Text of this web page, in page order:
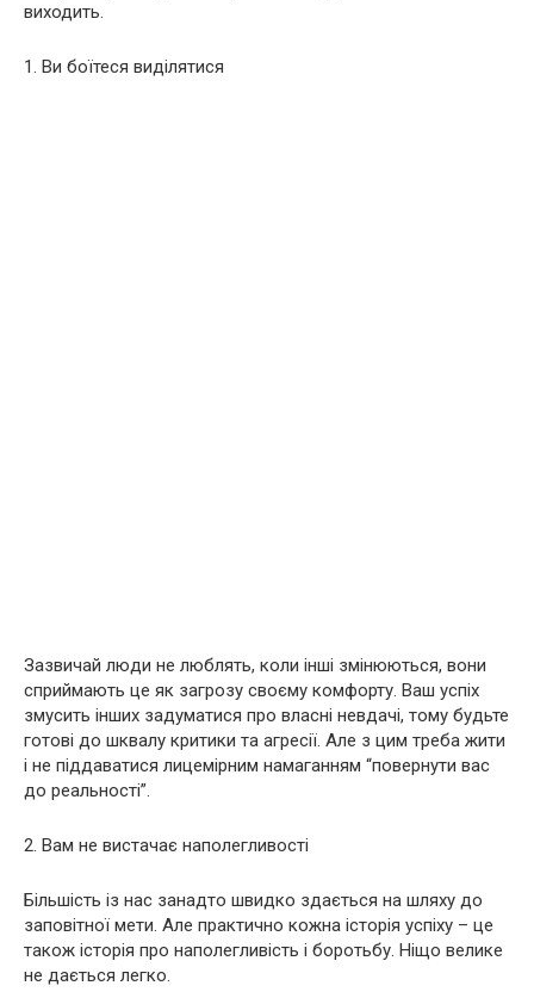
виходить.
1. Ви боїтеся виділятися
Зазвичай люди не люблять, коли інші змінюються, вони
сприймають це як загрозу своєму комфорту. Ваш успіх
змусить інших задуматися про власні невдачі, тому будьте
готові до шквалу критики та агресії. Але з цим треба жити
і не піддаватися лицемірним намаганням “повернути вас
до реальності”.
2. Вам не вистачає наполегливості
Більшість із нас занадто швидко здається на шляху до
заповітної мети. Але практично кожна історія успіху – це
також історія про наполегливість і боротьбу. Ніщо велике
не дається легко.